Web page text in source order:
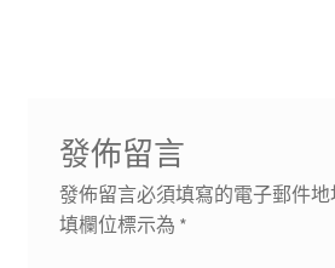
發佈留言
發佈留言必須填寫的電子郵件地
填欄位標示為 *